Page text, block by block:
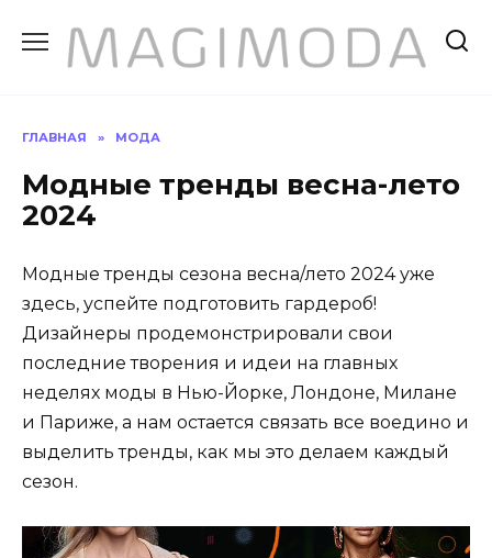
содержанию
ГЛАВНАЯ » МОДА
Модные тренды весна-лето
2024
Модные тренды сезона весна/лето 2024 уже
здесь, успейте подготовить гардероб!
Дизайнеры продемонстрировали свои
последние творения и идеи на главных
неделях моды в Нью-Йорке, Лондоне, Милане
и Париже, а нам остается связать все воедино и
выделить тренды, как мы это делаем каждый
сезон.